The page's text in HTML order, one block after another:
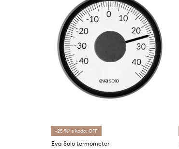
-25 %* s kodo: OFF
Eva Solo termometer